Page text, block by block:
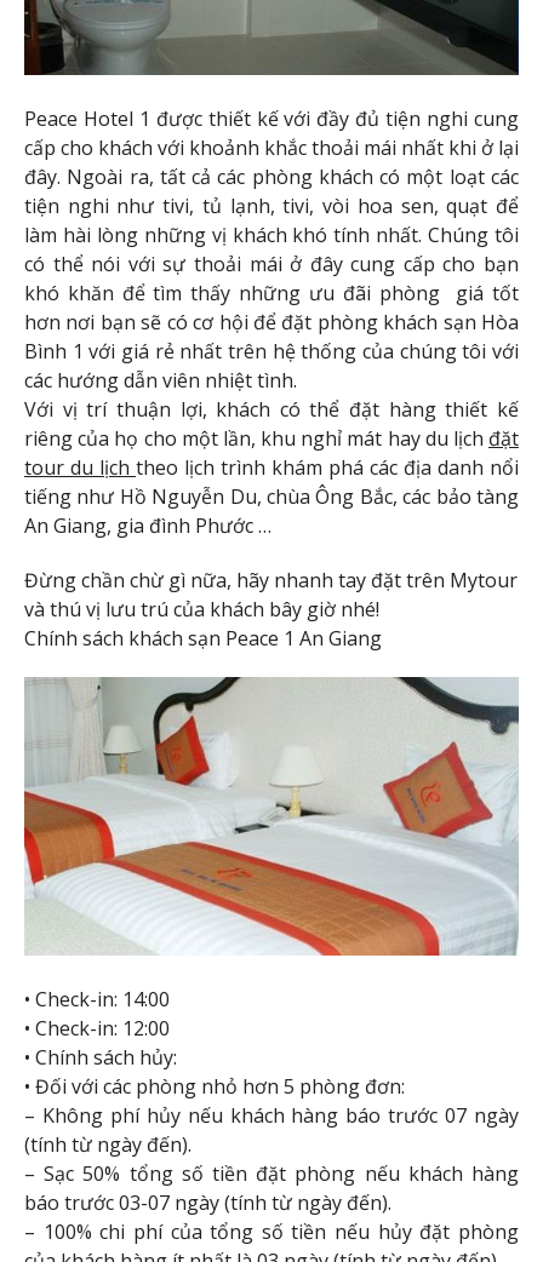
Peace Hotel 1 được thiết kế với đầy đủ tiện nghi cung
cấp cho khách với khoảnh khắc thoải mái nhất khi ở lại
đây. Ngoài ra, tất cả các phòng khách có một loạt các
tiện nghi như tivi, tủ lạnh, tivi, vòi hoa sen, quạt để
làm hài lòng những vị khách khó tính nhất. Chúng tôi
có thể nói với sự thoải mái ở đây cung cấp cho bạn
khó khăn để tìm thấy những ưu đãi phòng giá tốt
hơn nơi bạn sẽ có cơ hội để đặt phòng khách sạn Hòa
Bình 1 với giá rẻ nhất trên hệ thống của chúng tôi với
các hướng dẫn viên nhiệt tình.
Với vị trí thuận lợi, khách có thể đặt hàng thiết kế
riêng của họ cho một lần, khu nghỉ mát hay du lịch đặt
tour du lịch theo lịch trình khám phá các địa danh nổi
tiếng như Hồ Nguyễn Du, chùa Ông Bắc, các bảo tàng
An Giang, gia đình Phước …
Đừng chần chừ gì nữa, hãy nhanh tay đặt trên Mytour
và thú vị lưu trú của khách bây giờ nhé!
Chính sách khách sạn Peace 1 An Giang
• Check-in: 14:00
• Check-in: 12:00
• Chính sách hủy:
• Đối với các phòng nhỏ hơn 5 phòng đơn:
– Không phí hủy nếu khách hàng báo trước 07 ngày
(tính từ ngày đến).
– Sạc 50% tổng số tiền đặt phòng nếu khách hàng
báo trước 03-07 ngày (tính từ ngày đến).
– 100% chi phí của tổng số tiền nếu hủy đặt phòng